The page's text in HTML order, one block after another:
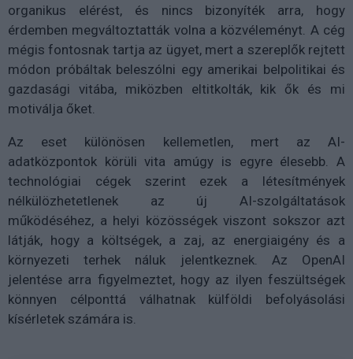
organikus elérést, és nincs bizonyíték arra, hogy
érdemben megváltoztatták volna a közvéleményt. A cég
mégis fontosnak tartja az ügyet, mert a szereplők rejtett
módon próbáltak beleszólni egy amerikai belpolitikai és
gazdasági vitába, miközben eltitkolták, kik ők és mi
motiválja őket.
Az eset különösen kellemetlen, mert az AI-
adatközpontok körüli vita amúgy is egyre élesebb. A
technológiai cégek szerint ezek a létesítmények
nélkülözhetetlenek az új AI-szolgáltatások
működéséhez, a helyi közösségek viszont sokszor azt
látják, hogy a költségek, a zaj, az energiaigény és a
környezeti terhek náluk jelentkeznek. Az OpenAI
jelentése arra figyelmeztet, hogy az ilyen feszültségek
könnyen célponttá válhatnak külföldi befolyásolási
kísérletek számára is.